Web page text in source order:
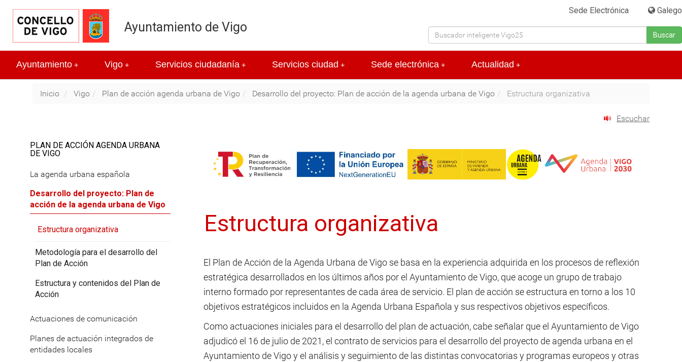
Sede Electrónica Galego
Buscar
Ayuntamiento de Vigo
+
Ayuntamiento +
Vigo +
Servicios ciudadanía +
Servicios ciudad +
Sede electrónica +
Actualidad
Inicio Vigo Plan de acción agenda urbana de Vigo Desarrollo del proyecto: Plan de acción de la agenda urbana de Vigo Estructura organizativa
Escuchar
Estructura organizativa
El Plan de Acción de la Agenda Urbana de Vigo se basa en la experiencia adquirida en los procesos de reflexión
estratégica desarrollados en los últimos años por el Ayuntamiento de Vigo, que acoge un grupo de trabajo
interno formado por representantes de cada área de servicio. El plan de acción se estructura en torno a los 10
objetivos estratégicos incluidos en la Agenda Urbana Española y sus respectivos objetivos específicos.
Como actuaciones iniciales para el desarrollo del plan de actuación, cabe señalar que el Ayuntamiento de Vigo
adjudicó el 16 de julio de 2021, el contrato de servicios para el desarrollo del proyecto de agenda urbana en el
Ayuntamiento de Vigo y el análisis y seguimiento de las distintas convocatorias y programas europeos y otras
PLAN DE ACCIÓN AGENDA URBANA
DE VIGO
La agenda urbana española
Desarrollo del proyecto: Plan de
acción de la agenda urbana de Vigo
Estructura organizativa
Metodología para el desarrollo del
Plan de Acción
Estructura y contenidos del Plan de
Acción
Actuaciones de comunicación
Planes de actuación integrados de
entidades locales